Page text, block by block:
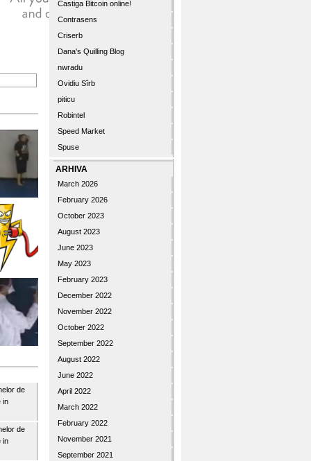
de
in
de
in
Castiga Bitcoin online!
Contrasens
Criserb
Dana's Quilling Blog
nwradu
Ovidiu Sîrb
piticu
Robintel
Speed Market
Spuse
ARHIVA
March 2026
February 2026
October 2023
August 2023
June 2023
May 2023
February 2023
December 2022
November 2022
October 2022
September 2022
August 2022
June 2022
April 2022
March 2022
February 2022
November 2021
September 2021